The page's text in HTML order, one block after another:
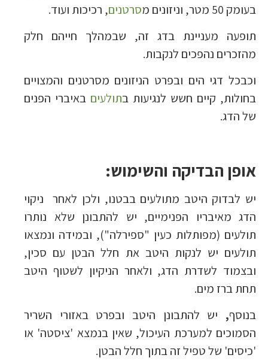
בעומק 50 מטר, וניזונים מ
סרטנים, רכיכות ועוד.
תופעה מעניינת בדג זה, שבמהלך חייהם חלק
מהזכרים נהפכים לנקבות.
וכבכל דגי הים ובפרט הניזונים מסרטנים והמצויים
בחולות, קיים חשש לנגיעות בתולעים באיברי הפנים
של הדג.
אופן הבדיקה והשימוש:
יש לבדוק היטב מתולעים בבטנו, ולכן לאחר ניקוי
הדג מאיבריו הפנימיים, יש להתבונן שלא נותרו
תולעים (מפותלות כעין "ספירלה"), ובמידה ונמצאו
תולעים יש לנקות היטב את חלל הבטן עם סכין,
ובצמוד לשדרת הדג, ולאחר הניקיון לשטוף היטב
תחת ברז מים.
בנוסף, יש להתבונן היטב ובפרט באזורי השריר
הסמוכים למערכת העיכול, שאין בנמצא 'ציסטה' או
'כיסים' של טפיל זה בתוך חלל הבטן.